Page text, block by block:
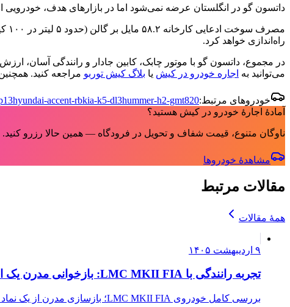
داتسون گو در انگلستان عرضه نمی‌شود اما در بازارهای هدف، خودرویی
راه‌اندازی خواهد کرد.
در مجموع، داتسون گو با موتور چابک، کابین جادار و رانندگی آسان،
می‌توانید به اجاره خودرو در کیش یا بلاگ کیش توربو مراجعه کنید.
خودروهای مرتبط: hyundai-accent-rbkia-k5-dl3hummer-h2-gmt820
آمادهٔ اجارهٔ خودرو در کیش هستید؟
ناوگان متنوع، قیمت شفاف و تحویل در فرودگاه — همین حالا رزرو کنید.
مشاهدهٔ خودروها
مقالات مرتبط
همهٔ مقالات
۹ اردیبهشت ۱۴۰۵
تجربه رانندگی با LMC MKII FIA: بازخوانی مدرن یک افسانه کلاسیک
بررسی کامل خودروی LMC MKII FIA؛ بازسازی مدرن از یک نماد کلاسیک با موتور V8 قدرتمند و تجربه رانندگی آنالوگ. آیا…